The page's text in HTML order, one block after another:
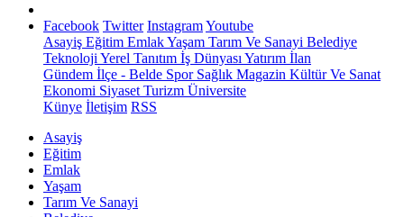
Facebook Twitter InstagramYoutube
Asayiş Eğitim EmlakYaşam Tarım Ve Sanayi Belediye
Teknoloji Yerel Tanıtım İş Dünyası Yatırım İlan
Gündem İlçe - Belde SporSağlık Magazin Kültür Ve Sanat
Ekonomi Siyaset Turizm Üniversite
Künye İletişim RSS
Asayiş
Eğitim
Emlak
Yaşam
Tarım Ve Sanayi